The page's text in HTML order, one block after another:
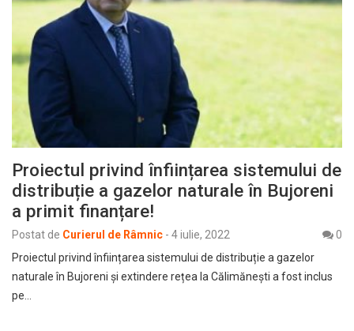
Proiectul privind înființarea sistemului de
distribuție a gazelor naturale în Bujoreni
a primit finanțare!
Postat de Curierul de Râmnic - 4 iulie, 2022
0
Proiectul privind înființarea sistemului de distribuție a gazelor
naturale în Bujoreni și extindere rețea la Călimănești a fost inclus
pe…